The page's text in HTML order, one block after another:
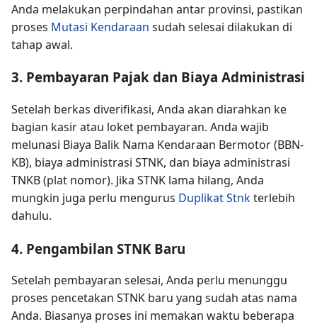
Anda melakukan perpindahan antar provinsi, pastikan
proses Mutasi Kendaraan sudah selesai dilakukan di
tahap awal.
3. Pembayaran Pajak dan Biaya Administrasi
Setelah berkas diverifikasi, Anda akan diarahkan ke
bagian kasir atau loket pembayaran. Anda wajib
melunasi Biaya Balik Nama Kendaraan Bermotor (BBN-
KB), biaya administrasi STNK, dan biaya administrasi
TNKB (plat nomor). Jika STNK lama hilang, Anda
mungkin juga perlu mengurus Duplikat Stnkterlebih
dahulu.
4. Pengambilan STNK Baru
Setelah pembayaran selesai, Anda perlu menunggu
proses pencetakan STNK baru yang sudah atas nama
Anda. Biasanya proses ini memakan waktu beberapa